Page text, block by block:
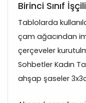
Birinci Sınıf
Tablolarda
çam ağacından
çerçeveler
Sohbetler Kadın
ahşap şaseler